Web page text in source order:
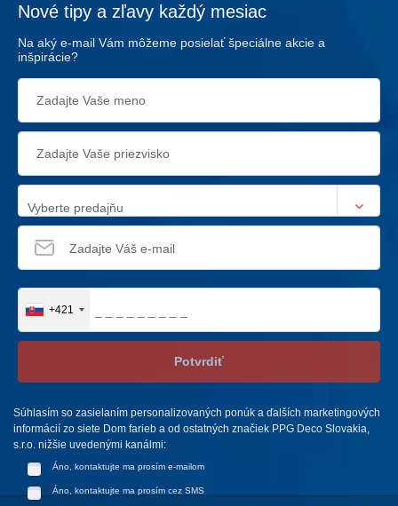
Nové tipy a zľavy každý mesiac
Na aký e-mail Vám môžeme posielať špeciálne akcie a
inšpirácie?
Vyberte predajňu
+421
Potvrdiť
Súhlasím so zasielaním personalizovaných ponúk a ďalších marketingových
informácií zo siete Dom farieb a od ostatných značiek PPG Deco Slovakia,
s.r.o. nižšie uvedenými kanálmi:
Áno, kontaktujte ma prosím e-mailom
Áno, kontaktujte ma prosím cez SMS